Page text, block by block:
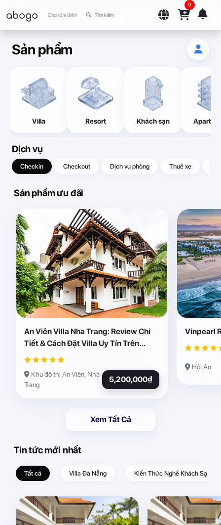
abogo Chọn địa điểm
0
Sản phẩm
Villa Resort Khách sạn
Dịch vụ
Checkin Checkout Dịch vụ phòng Thuê xe
Sản phẩm ưu đãi
An Viên Villa Nha Trang: Review Chi
Tiết & Cách Đặt Villa Uy Tín Trên
Abogo
Khu đô thị An Viên, Nha
Trang
5,200,000₫
Vinpearl
Hội An
Xem Tất Cả
Tin tức mới nhất
Tất cả Villa Đà Nẵng Kiến Thức Nghề Khách Sạn –